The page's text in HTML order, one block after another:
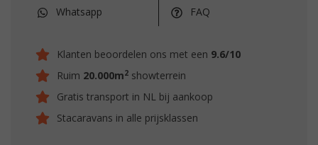
Whatsapp FAQ
Klanten beoordelen ons met een 9.6/10
Ruim 20.000m2 showterrein
Gratis transport in NL bij aankoop
Stacaravans in alle prijsklassen